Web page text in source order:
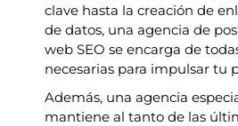
clave hasta la creación de
de datos, una agencia de
web SEO se encarga de
necesarias para impulsar tu
Además, una agencia
mantiene al tanto de las